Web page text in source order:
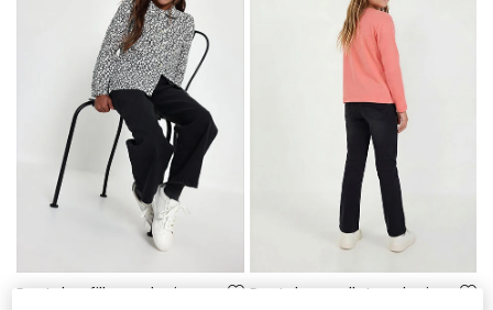
Pantalon molleton denim fille noir